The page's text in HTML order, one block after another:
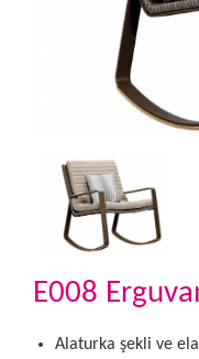
E008
Alaturka şekli ve